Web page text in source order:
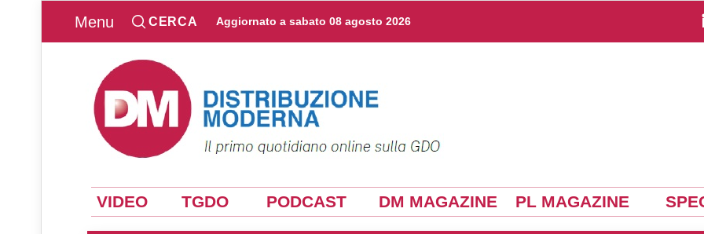
Menu CERCA Aggiornato a sabato 08 agosto 2026
VIDEO TGDO PODCAST DM MAGAZINE PL MAGAZINE